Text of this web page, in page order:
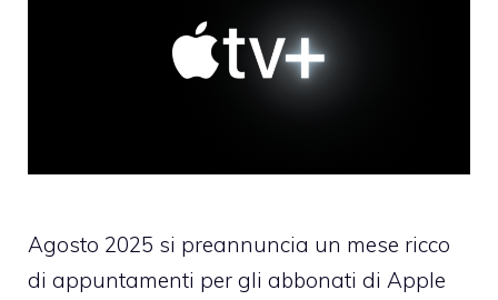
Agosto 2025 si preannuncia un mese ricco
di appuntamenti per gli abbonati di Apple